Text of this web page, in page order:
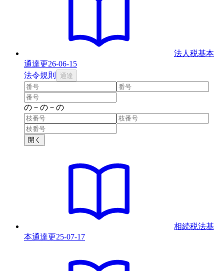
法人税基本
通達更26-06-15
法令規則 通達
の － の － の
開く
相続税法基
本通達更25-07-17